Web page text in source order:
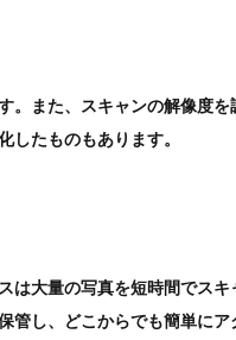
。また、スキャンの解像度
たものもあります。
は大量の写真を短時間でス
し、どこからでも簡単にア